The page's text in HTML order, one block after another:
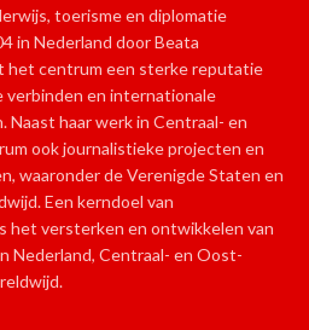
toerisme en diplomatie
in Nederland door Beata
het centrum een sterke reputatie
en internationale
haar werk in Centraal- en
ook journalistieke projecten en
waaronder de Verenigde Staten en
Een kerndoel van
het versterken en ontwikkelen van
Nederland, Centraal- en Oost-